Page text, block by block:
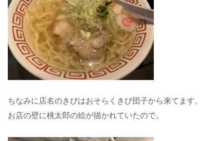
ちなみに店名のきびはおそらくきび団子から来てます。
お店の壁に桃太郎の絵が描かれていたので。